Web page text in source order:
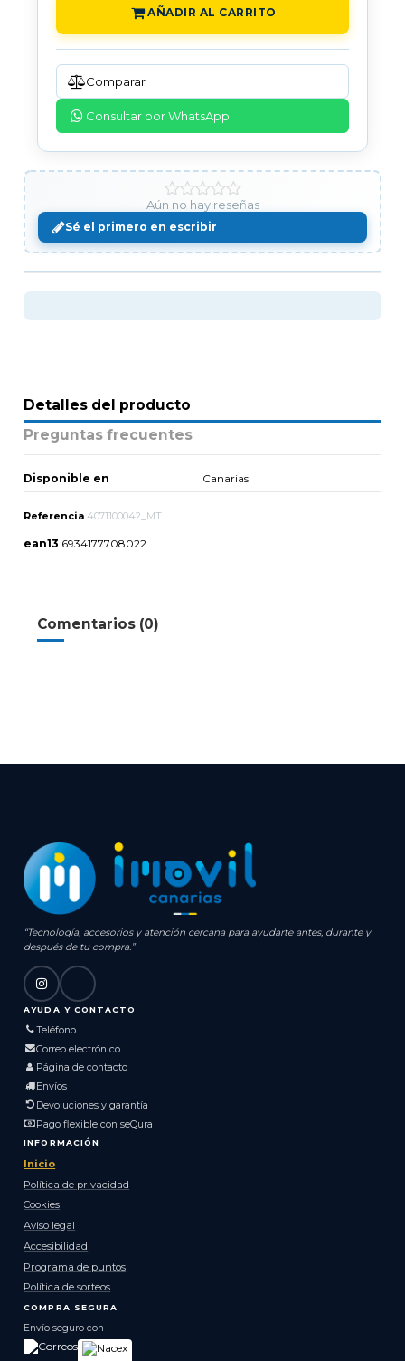
AÑADIR AL CARRITO
Comparar
Consultar por WhatsApp
Aún no hay reseñas
Sé el primero en escribir
Detalles del producto
Preguntas frecuentes
Disponible en Canarias
Referencia 4071100042_MT
ean13 6934177708022
Comentarios (0)
“Tecnología, accesorios y atención cercana para ayudarte antes, durante y
después de tu compra.”
AYUDA Y CONTACTO
Teléfono
Correo electrónico
Página de contacto
Envíos
Devoluciones y garantía
Pago flexible con seQura
INFORMACIÓN
Inicio
Política de privacidad
Cookies
Aviso legal
Accesibilidad
Programa de puntos
Política de sorteos
COMPRA SEGURA
Envío seguro con